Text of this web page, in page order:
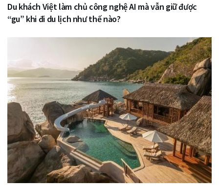
Du khách Việt làm chủ công nghệ AI mà vẫn giữ được
“gu” khi đi du lịch như thế nào?